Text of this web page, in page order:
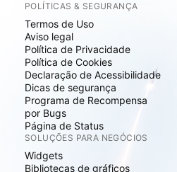
POLÍTICAS & SEGURANÇA
Termos de Uso
Aviso legal
Política de Privacidade
Política de Cookies
Declaração de Acessibilidade
Dicas de segurança
Programa de Recompensa
por Bugs
Página de Status
SOLUÇÕES PARA NEGÓCIOS
Widgets
Bibliotecas de gráficos